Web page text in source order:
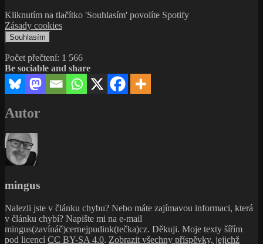
Kliknutím na tlačítko 'Souhlasím' povolíte Spotify
Zásady cookies
Souhlasím
Počet přečtení: 1 566
Be sociable and share
Autor
mingus
Nalezli jste v článku chybu? Nebo máte zajímavou informaci, která
v článku chybí? Napište mi na e-mail
mingus(zavínáč)cernejpudink(tečka)cz. Děkuji. Moje texty šířím
pod licencí CC BY-SA 4.0. Zobrazit všechny příspěvky, jejichž